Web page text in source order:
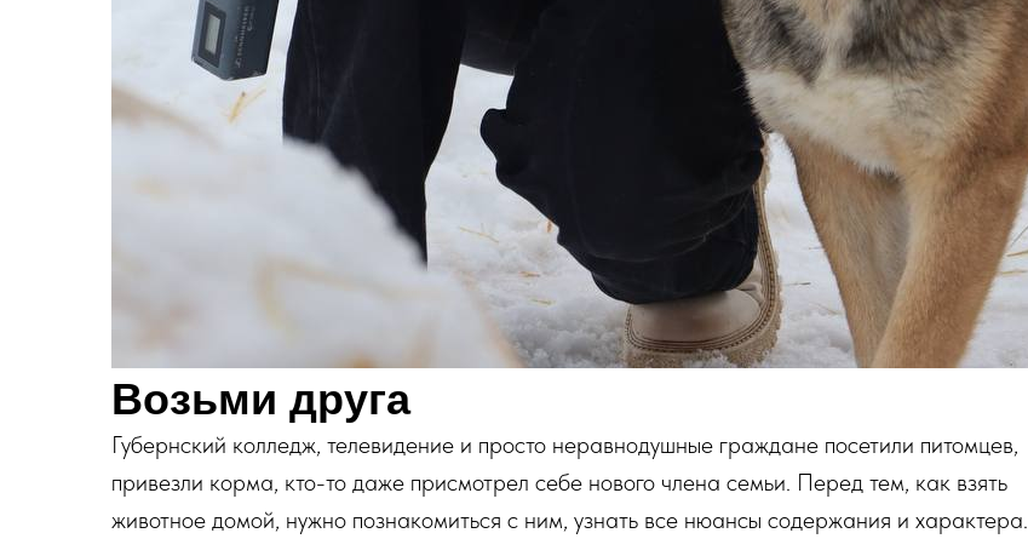
Возьми друга
Губернский колледж, телевидение и просто неравнодушные граждане посетили питомцев,
привезли корма, кто-то даже присмотрел себе нового члена семьи. Перед тем, как взять
животное домой, нужно познакомиться с ним, узнать все нюансы содержания и характера.